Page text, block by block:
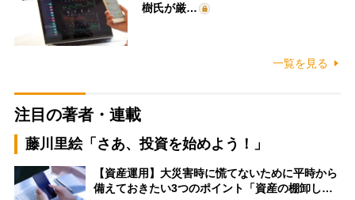
樹氏が厳…
一覧を見る
注目の著者・連載
藤川里絵「さあ、投資を始めよう！」
【資産運用】大災害時に慌てないために平時から
備えておきたい3つのポイント「資産の棚卸し…